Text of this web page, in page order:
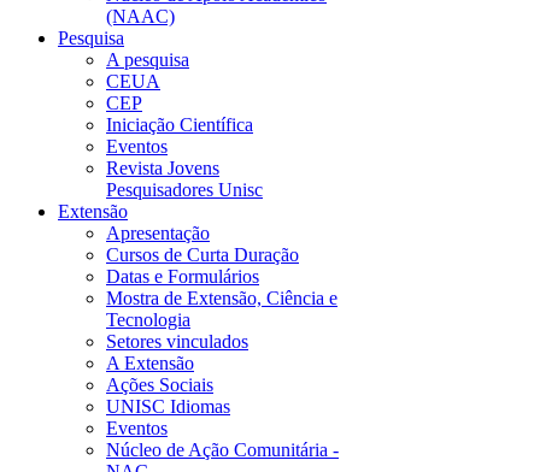
(NAAC)
Pesquisa
A pesquisa
CEUA
CEP
Iniciação Científica
Eventos
Revista Jovens
Pesquisadores Unisc
Extensão
Apresentação
Cursos de Curta Duração
Datas e Formulários
Mostra de Extensão, Ciência e
Tecnologia
Setores vinculados
A Extensão
Ações Sociais
UNISC Idiomas
Eventos
Núcleo de Ação Comunitária -